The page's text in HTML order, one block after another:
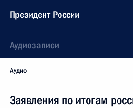
Президент России
Аудиозаписи
Аудио
Заявления по итогам